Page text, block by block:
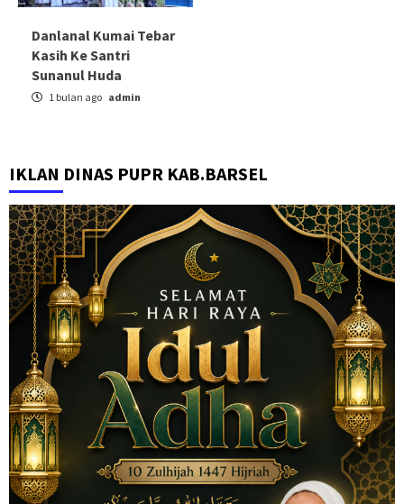
Danlanal Kumai Tebar
Kasih Ke Santri
Sunanul Huda
1 bulan ago admin
IKLAN DINAS PUPR KAB.BARSEL